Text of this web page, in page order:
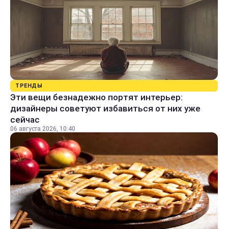
ТРЕНДЫ
Эти вещи безнадежно портят интерьер:
дизайнеры советуют избавиться от них уже
сейчас
06 августа 2026, 10:40